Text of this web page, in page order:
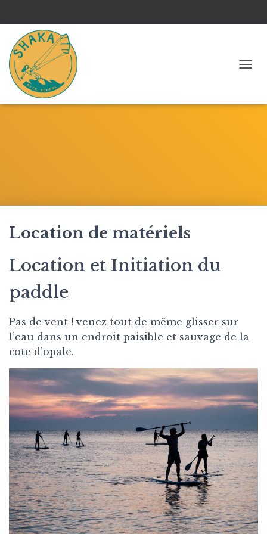
Location de matériels
Location et Initiation du
paddle
Pas de vent ! venez tout de même glisser sur
l’eau dans un endroit paisible et sauvage de la
cote d’opale.